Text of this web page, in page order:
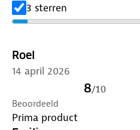
3 sterren
Roel
14 april 2026
8/10
Beoordeeld
Prima product